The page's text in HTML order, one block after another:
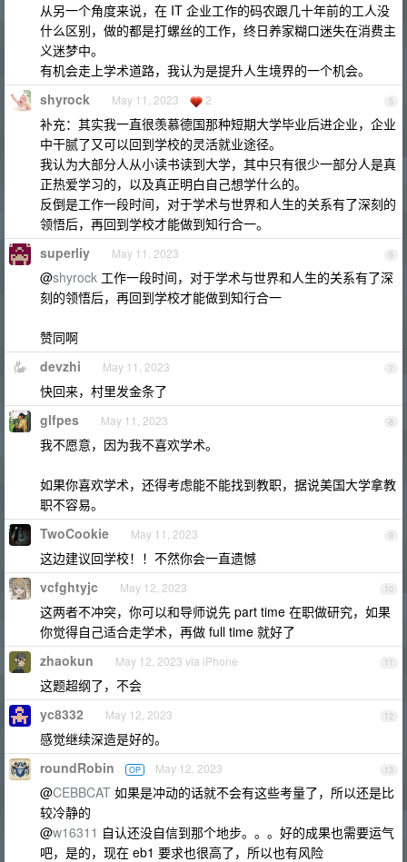
从另一个角度来说，在 IT 企业工作的码农跟几十年前的工人没
什么区别，做的都是打螺丝的工作，终日养家糊口迷失在消费主
义迷梦中。
有机会走上学术道路，我认为是提升人生境界的一个机会。
5
shyrock May 11, 2023 2
补充：其实我一直很羡慕德国那种短期大学毕业后进企业，企业
中干腻了又可以回到学校的灵活就业途径。
我认为大部分人从小读书读到大学，其中只有很少一部分人是真
正热爱学习的，以及真正明白自己想学什么的。
反倒是工作一段时间，对于学术与世界和人生的关系有了深刻的
领悟后，再回到学校才能做到知行合一。
6
superliy May 11, 2023
@shyrock 工作一段时间，对于学术与世界和人生的关系有了深
刻的领悟后，再回到学校才能做到知行合一
赞同啊
7
devzhi May 11, 2023
快回来，村里发金条了
8
glfpes May 11, 2023
我不愿意，因为我不喜欢学术。
如果你喜欢学术，还得考虑能不能找到教职，据说美国大学拿教
职不容易。
9
TwoCookie May 11, 2023
这边建议回学校！！不然你会一直遗憾
10
vcfghtyjc May 12, 2023
这两者不冲突，你可以和导师说先 part time 在职做研究，如果
你觉得自己适合走学术，再做 full time 就好了
11
zhaokun May 12, 2023 via iPhone
这题超纲了，不会
12
yc8332 May 12, 2023
感觉继续深造是好的。
13
roundRobin OP May 12, 2023
@CEBBCAT 如果是冲动的话就不会有这些考量了，所以还是比
较冷静的
@w16311 自认还没自信到那个地步。。。好的成果也需要运气
吧，是的，现在 eb1 要求也很高了，所以也有风险